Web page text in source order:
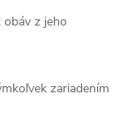
obáv z jeho
zariadením